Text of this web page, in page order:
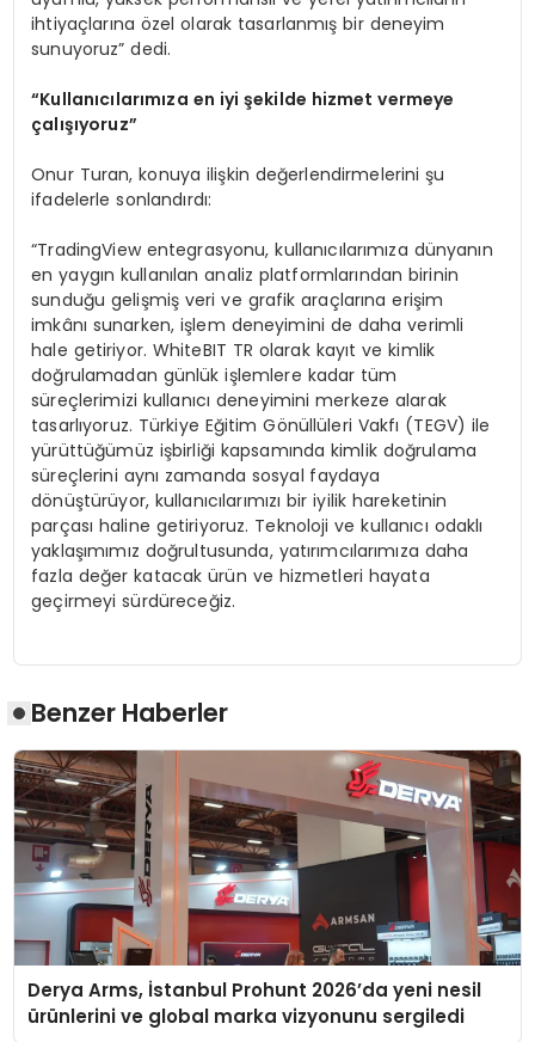
ihtiyaçlarına özel olarak tasarlanmış bir deneyim
sunuyoruz” dedi.
“Kullanıcılarımıza en iyi şekilde hizmet vermeye
çalışıyoruz”
Onur Turan, konuya ilişkin değerlendirmelerini şu
ifadelerle sonlandırdı:
“TradingView entegrasyonu, kullanıcılarımıza dünyanın
en yaygın kullanılan analiz platformlarından birinin
sunduğu gelişmiş veri ve grafik araçlarına erişim
imkânı sunarken, işlem deneyimini de daha verimli
hale getiriyor. WhiteBIT TR olarak kayıt ve kimlik
doğrulamadan günlük işlemlere kadar tüm
süreçlerimizi kullanıcı deneyimini merkeze alarak
tasarlıyoruz. Türkiye Eğitim Gönüllüleri Vakfı (TEGV) ile
yürüttüğümüz işbirliği kapsamında kimlik doğrulama
süreçlerini aynı zamanda sosyal faydaya
dönüştürüyor, kullanıcılarımızı bir iyilik hareketinin
parçası haline getiriyoruz. Teknoloji ve kullanıcı odaklı
yaklaşımımız doğrultusunda, yatırımcılarımıza daha
fazla değer katacak ürün ve hizmetleri hayata
geçirmeyi sürdüreceğiz.
Benzer Haberler
Derya Arms, İstanbul Prohunt 2026’da yeni nesil
ürünlerini ve global marka vizyonunu sergiledi